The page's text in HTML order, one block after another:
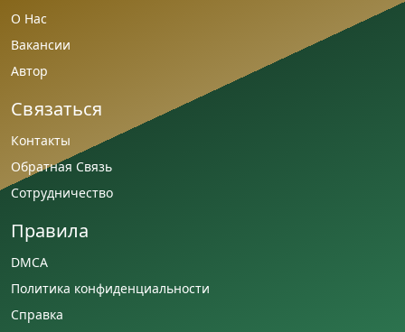
О Нас
Вакансии
Автор
Связаться
Контакты
Обратная Связь
Сотрудничество
Правила
DMCA
Политика конфиденциальности
Справка